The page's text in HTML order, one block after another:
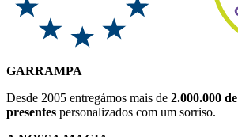
GARRAMPA
Desde 2005 entregámos mais de 2.000.000 de
presentes personalizados com um sorriso.